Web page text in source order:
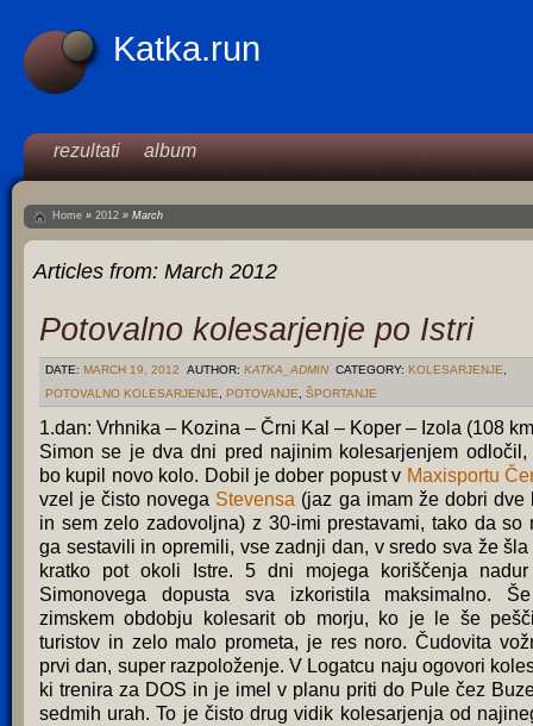
Katka.run
rezultati album
Home » 2012 » March
Articles from: March 2012
Potovalno kolesarjenje po Istri
DATE: MARCH 19, 2012 AUTHOR: KATKA_ADMIN CATEGORY: KOLESARJENJE
POTOVALNO KOLESARJENJE
POTOVANJE ŠPORTANJE
1.dan: Vrhnika – Kozina – Črni Kal – Koper – Izola (108
Simon se je dva dni pred najinim kolesarjenjem odločil,
bo kupil novo kolo. Dobil je dober popust v Maxisportu
vzel je čisto novega Stevensa (jaz ga imam že dobri dve
in sem zelo zadovoljna) z 30-imi prestavami, tako da so
ga sestavili in opremili, vse zadnji dan, v sredo sva že šla
kratko pot okoli Istre. 5 dni mojega koriščenja
Simonovega dopusta sva izkoristila maksimalno.
zimskem obdobju kolesarit ob morju, ko je le še
turistov in zelo malo prometa, je res noro. Čudovita
prvi dan, super razpoloženje. V Logatcu naju ogovori
ki trenira za DOS in je imel v planu priti do Pule čez
sedmih urah. To je čisto drug vidik kolesarjenja od